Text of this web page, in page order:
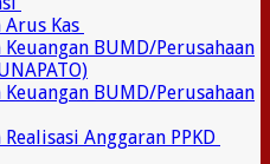
Kas
BUMD/Perusahaan
BUMD/Perusahaan
Anggaran PPKD